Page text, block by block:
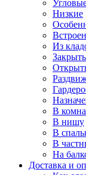
Низкие
Из
В
В нишу
В
В
На
Доставка и